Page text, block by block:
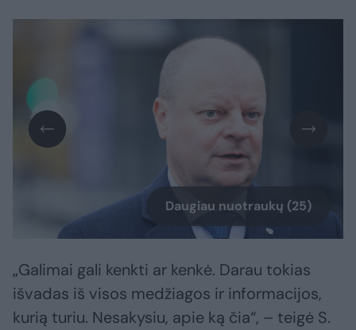
Daugiau nuotraukų (25)
„Galimai gali kenkti ar kenkė. Darau tokias
išvadas iš visos medžiagos ir informacijos,
kurią turiu. Nesakysiu, apie ką čia“, – teigė S.